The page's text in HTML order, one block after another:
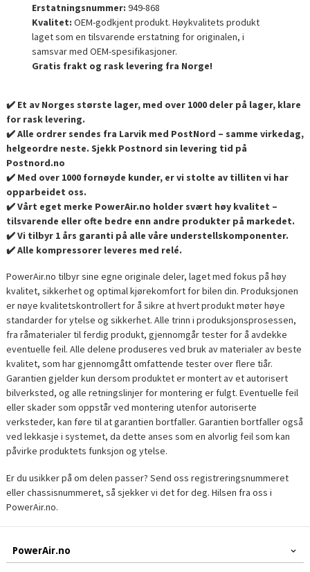
Erstatningsnummer: 949-868
Kvalitet: OEM-godkjent produkt. Høykvalitets produkt
laget som en tilsvarende erstatning for originalen, i
samsvar med OEM-spesifikasjoner.
Gratis frakt og rask levering fra Norge!
✔️ Et av Norges største lager, med over 1000 deler på lager, klare
for rask levering.
✔️ Alle ordrer sendes fra Larvik med PostNord – samme virkedag,
helgeordre neste. Sjekk Postnord sin levering tid på
Postnord.no
✔️ Med over 1000 fornøyde kunder, er vi stolte av tilliten vi har
opparbeidet oss.
✔️ Vårt eget merke PowerAir.no holder svært høy kvalitet –
tilsvarende eller ofte bedre enn andre produkter på markedet.
✔️ Vi tilbyr 1 års garanti på alle våre understellskomponenter.
✔️ Alle kompressorer leveres med relé.
PowerAir.no tilbyr sine egne originale deler, laget med fokus på høy
kvalitet, sikkerhet og optimal kjørekomfort for bilen din. Produksjonen
er nøye kvalitetskontrollert for å sikre at hvert produkt møter høye
standarder for ytelse og sikkerhet. Alle trinn i produksjonsprosessen,
fra råmaterialer til ferdig produkt, gjennomgår tester for å avdekke
eventuelle feil. Alle delene produseres ved bruk av materialer av beste
kvalitet, som har gjennomgått omfattende tester over flere tiår.
Garantien gjelder kun dersom produktet er montert av et autorisert
bilverksted, og alle retningslinjer for montering er fulgt. Eventuelle feil
eller skader som oppstår ved montering utenfor autoriserte
verksteder, kan føre til at garantien bortfaller. Garantien bortfaller også
ved lekkasje i systemet, da dette anses som en alvorlig feil som kan
påvirke produktets funksjon og ytelse.
Er du usikker på om delen passer? Send oss registreringsnummeret
eller chassisnummeret, så sjekker vi det for deg. Hilsen fra oss i
PowerAir.no.
PowerAir.no